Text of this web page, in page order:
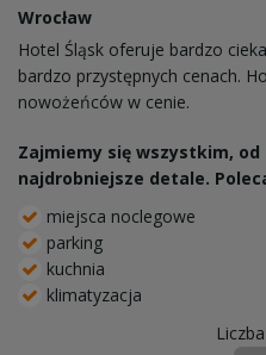
Wrocław
Hotel Śląsk oferuje bardzo
bardzo przystępnych cenach.
nowożeńców w cenie.
Zajmiemy się wszystkim,
najdrobniejsze detale.
miejsca noclegowe
parking
kuchnia
klimatyzacja